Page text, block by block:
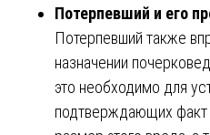
Потерпевший и его
Потерпевший также
назначении
это необходимо для
подтверждающих факт